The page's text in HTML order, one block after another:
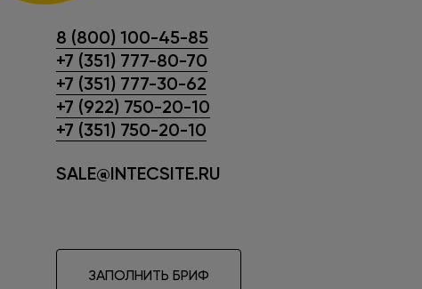
8 (800) 100-45-85
+7 (351) 777-80-70
+7 (351) 777-30-62
+7 (922) 750-20-10
+7 (351) 750-20-10
SALE@INTECSITE.RU
ЗАПОЛНИТЬ БРИФ